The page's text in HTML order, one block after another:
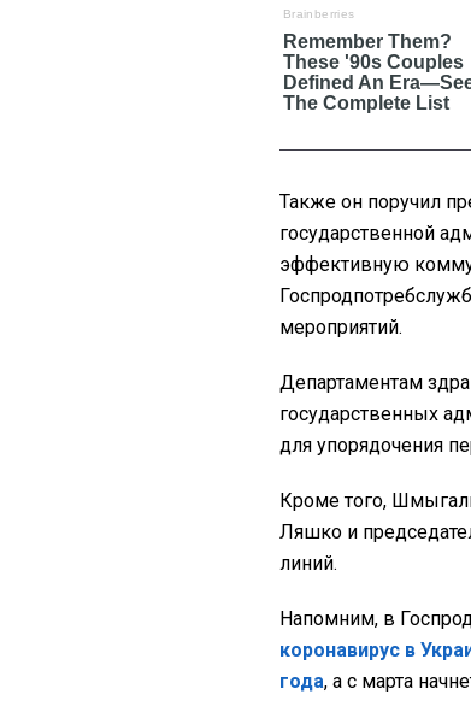
Также он поручил
государственной
эффективную
мероприятий.
Департаментам
государственных
для упорядочения
Кроме того,
Ляшко и
линий.
Напомним, в
коронавирус в
года, а с марта